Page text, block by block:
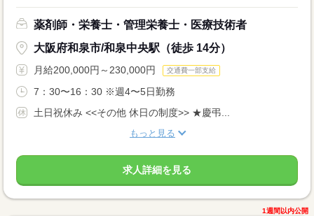
薬剤師・栄養士・管理栄養士・医療技術者
大阪府和泉市/和泉中央駅（徒歩 14分）
月給200,000円～230,000円 交通費一部支給
7：30〜16：30 ※週4〜5日勤務
土日祝休み <<その他 休日の制度>> ★慶弔...
もっと見る
求人詳細を見る
1週間以内公開